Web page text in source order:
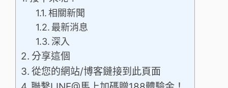
相關新聞
最新消息
深入
分享這個
從您的網站/博客鏈接到此頁面